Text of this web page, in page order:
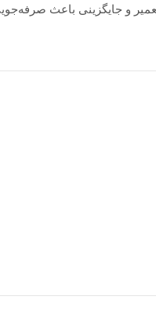
و جایگزینی باعث